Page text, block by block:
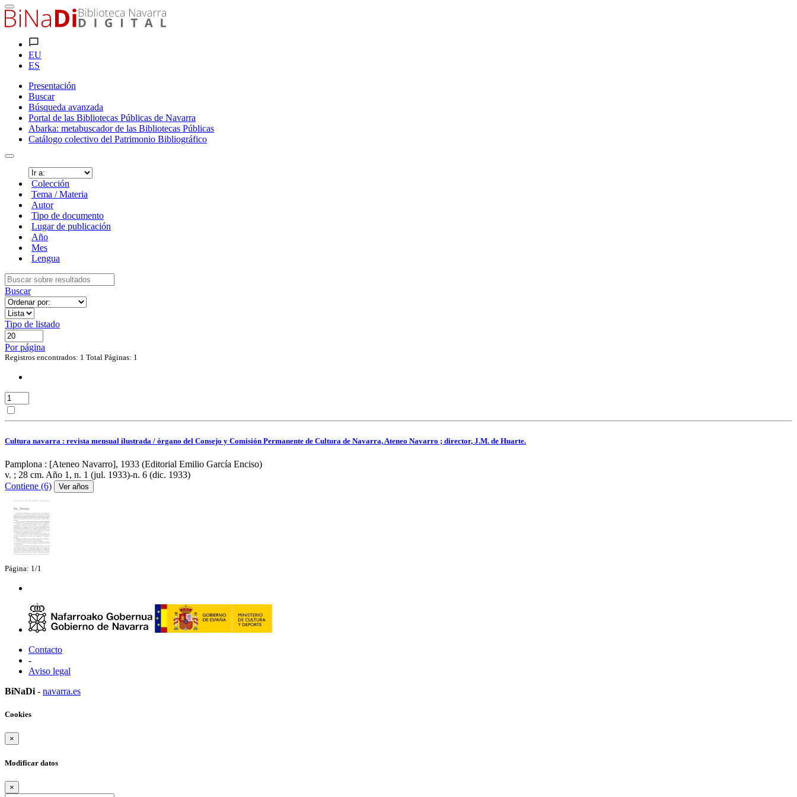
EU
ES
Presentación
Buscar
Búsqueda avanzada
Portal de las Bibliotecas Públicas de Navarra
Abarka: metabuscador de las Bibliotecas Públicas
Catálogo colectivo del Patrimonio Bibliográfico
Colección
Tema / Materia
Autor
Tipo de documento
Lugar de publicación
Año
Mes
Lengua
Buscar
Tipo de listado
Por página
Registros encontrados: 1 Total Páginas: 1
Cultura navarra : revista mensual ilustrada / órgano del Consejo y Comisión Permanente de Cultura de Navarra, Ateneo Navarro ; director, J.M. de Huarte.
Pamplona : [Ateneo Navarro], 1933 (Editorial Emilio García Enciso)
v. ; 28 cm. Año 1, n. 1 (jul. 1933)-n. 6 (dic. 1933)
Contiene (6)
Ver años
Página: 1/1
Contacto
-
Aviso legal
BiNaDi - navarra.es
Cookies
×
Modificar datos
×